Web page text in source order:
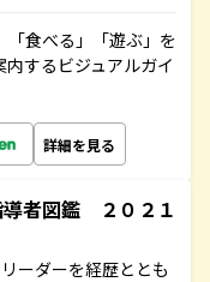
食べる」「遊ぶ」を
するビジュアルガイ
詳細を見る
者図鑑 ２０２１
ーダーを経歴ととも